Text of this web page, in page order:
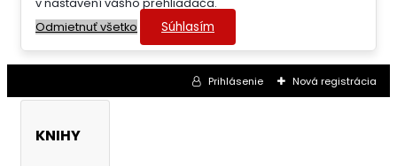
v nastavení vášho prehliadača.
Odmietnuť všetko
Súhlasím
Prihlásenie Nová registrácia
KNIHY